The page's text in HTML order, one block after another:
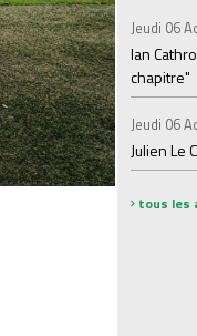
Jeudi 06
Ian
chapitre"
Jeudi 06
Julien Le
tous les